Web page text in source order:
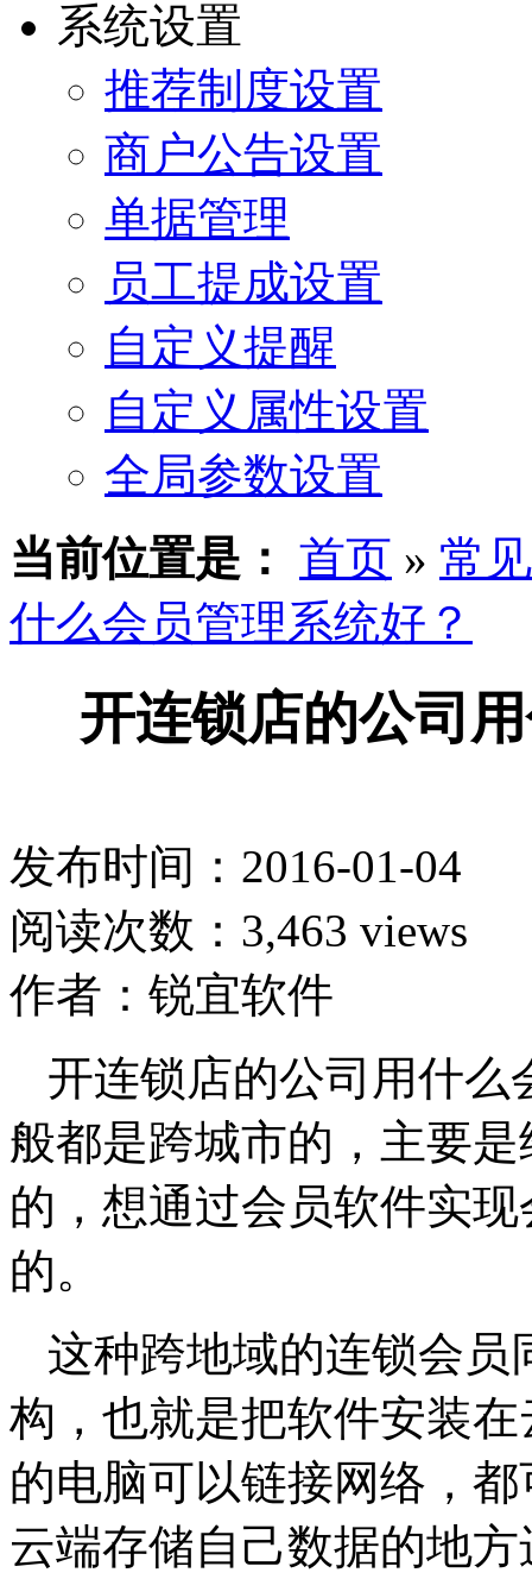
系统设置
推荐制度设置
商户公告设置
单据管理
员工提成设置
自定义提醒
自定义属性设置
全局参数设置
当前位置是： 首页 » 常
什么会员管理系统好？
开连锁店的公司
发布时间：2016-01-04
阅读次数：3,463 views
作者：锐宜软件
开连锁店的公司用什么
般都是跨城市的，主要
的，想通过会员软件实
的。
这种跨地域的连锁会员
构，也就是把软件安装
的电脑可以链接网络，
云端存储自己数据的地